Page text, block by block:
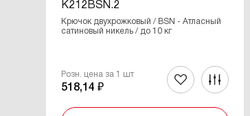
K212BSN.2
Крючок двухрожковый / BSN - Атласный
сатиновый никель / до 10 кг
Розн. цена за 1 шт
518,14 ₽